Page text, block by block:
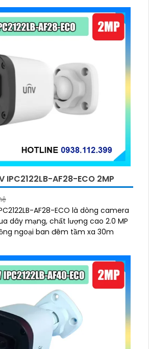
các cửa hàng điện tử hoặc trên
về thiết bị an ninh.
IPC2122LB-AF28-ECO 2MP
AF28-ECO là dòng camera
dây mạng, chất lượng cao 2.0 MP
ngoại ban đêm tầm xa 30m